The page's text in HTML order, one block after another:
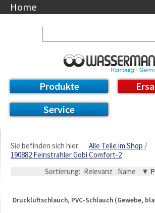
Home
Ansprechpartner
Datenschutzerklärung
Messetermine
Downloads
Feinwerk
DE / EN
Deutsch
English
Produkte
Service
Sie befinden sich hier:
Alle Teile im Shop
190882 Feinstrahler Gobi Comfort-2
Sortierung: Relevanz Name ▼
Druckluftschlauch, PVC-Schlauch (Gewebe,